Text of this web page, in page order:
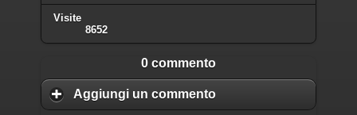
Visite
8652
0 commento
Aggiungi un commento